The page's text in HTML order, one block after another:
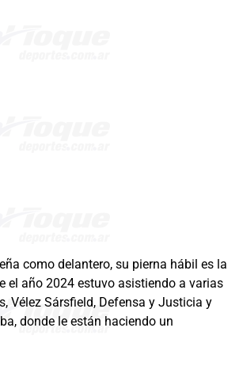
como delantero, su pierna hábil es la
el año 2024 estuvo asistiendo a varias
Vélez Sársfield, Defensa y Justicia y
donde le están haciendo un